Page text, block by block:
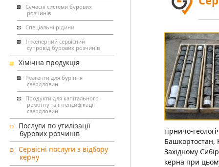
Сучасні системи бурових
розчинів
Спеціальні рідини
Інженерний сервісний
супровід бурових розчинів
Хімічна продукція
Реагенти для буріння
свердловин
Продукти для капітального
ремонту та інтенсифікації
свердловин
Послуги по утилізації
бурових розчинів
Сервісні послуги з відбору
керну
гірничо-
Башкортостан,
Західному
керна при